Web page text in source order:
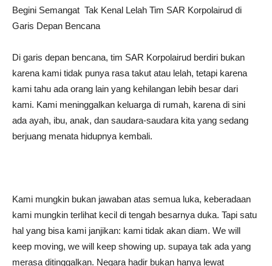
Begini Semangat Tak Kenal Lelah Tim SAR Korpolairud di
Garis Depan Bencana
Di garis depan bencana, tim SAR Korpolairud berdiri bukan
karena kami tidak punya rasa takut atau lelah, tetapi karena
kami tahu ada orang lain yang kehilangan lebih besar dari
kami. Kami meninggalkan keluarga di rumah, karena di sini
ada ayah, ibu, anak, dan saudara-saudara kita yang sedang
berjuang menata hidupnya kembali.
Kami mungkin bukan jawaban atas semua luka, keberadaan
kami mungkin terlihat kecil di tengah besarnya duka. Tapi satu
hal yang bisa kami janjikan: kami tidak akan diam. We will
keep moving, we will keep showing up. supaya tak ada yang
merasa ditinggalkan. Negara hadir bukan hanya lewat